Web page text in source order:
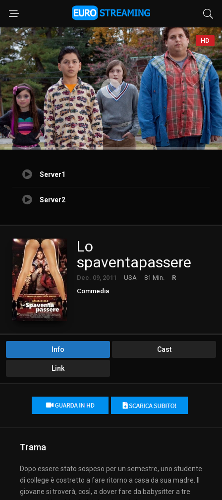
HD
Server1
Server2
Lo
spaventapassere
Dec. 09, 2011 USA 81 Min.
R
Commedia
Info Cast
Link
Trama
Dopo essere stato sospeso per un semestre, uno studente
di college è costretto a fare ritorno a casa da sua madre. Il
giovane si troverà, così, a dover fare da babysitter a tre